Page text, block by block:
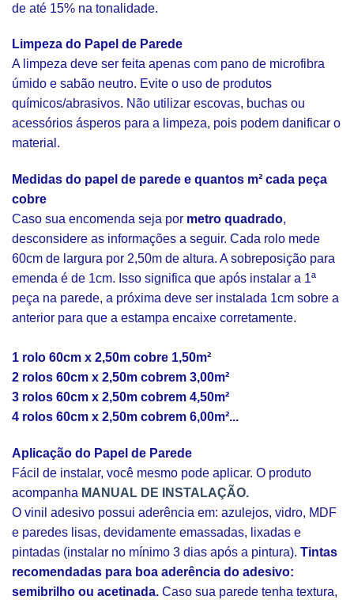
de até 15% na tonalidade.
Limpeza do Papel de Parede
A limpeza deve ser feita apenas com pano de microfibra
úmido e sabão neutro. Evite o uso de produtos
químicos/abrasivos. Não utilizar escovas, buchas ou
acessórios ásperos para a limpeza, pois podem danificar o
material.
Medidas do papel de parede e quantos m² cada peça
cobre
Caso sua encomenda seja por metro quadrado,
desconsidere as informações a seguir. Cada rolo mede
60cm de largura por 2,50m de altura. A sobreposição para
emenda é de 1cm. Isso significa que após instalar a 1ª
peça na parede, a próxima deve ser instalada 1cm sobre a
anterior para que a estampa encaixe corretamente.
1 rolo 60cm x 2,50m cobre 1,50m²
2 rolos 60cm x 2,50m cobrem 3,00m²
3 rolos 60cm x 2,50m cobrem 4,50m²
4 rolos 60cm x 2,50m cobrem 6,00m²...
Aplicação do Papel de Parede
Fácil de instalar, você mesmo pode aplicar. O produto
acompanha MANUAL DE INSTALAÇÃO.
O vinil adesivo possui aderência em: azulejos, vidro, MDF
e paredes lisas, devidamente emassadas, lixadas e
pintadas (instalar no mínimo 3 dias após a pintura). Tintas
recomendadas para boa aderência do adesivo:
semibrilho ou acetinada. Caso sua parede tenha textura,